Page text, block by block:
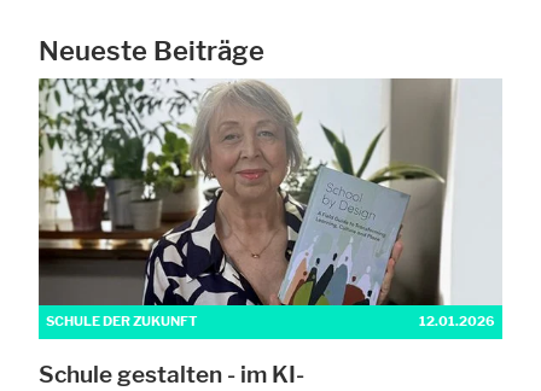
Neueste Beiträge
SCHULE DER ZUKUNFT 12.01.2026
Schule gestalten - im KI-
Alle akzeptieren Speichern Ablehnen
Datenschutz